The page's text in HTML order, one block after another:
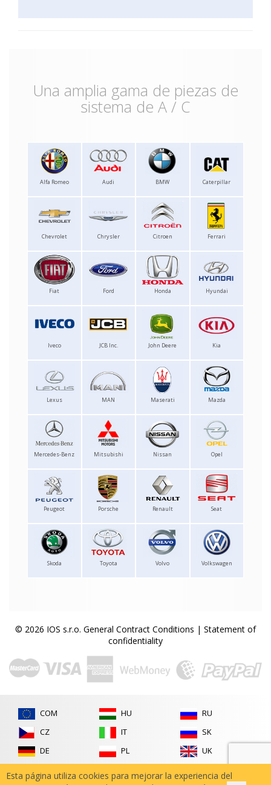
Una amplia gama de piezas de
sistema de A / C
Alfa Romeo Audi BMW Caterpillar
Chevrolet Chrysler Citroen Ferrari
Fiat Ford Honda Hyundai
Iveco JCB Inc. John Deere Kia
Lexus MAN Maserati Mazda
Mercedes-Benz Mitsubishi Nissan Opel
Peugeot Porsche Renault Seat
Skoda Toyota Volvo Volkswagen
© 2026 IOS s.r.o. General Contract Conditions | Statement of
confidentiality
COM
CZ
DE
HU
IT
PL
RU
SK
UK
Esta página utiliza cookies para mejorar la experiencia del